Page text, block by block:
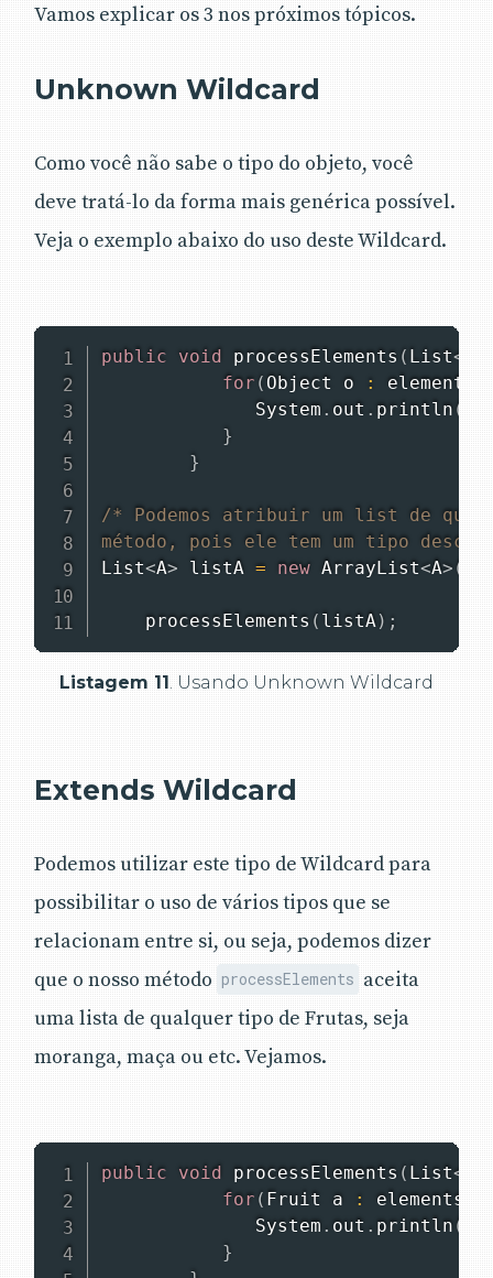
Vamos explicar os 3 nos próximos tópicos.
Unknown Wildcard
Como você não sabe o tipo do objeto, você
deve tratá-lo da forma mais genérica possível.
Veja o exemplo abaixo do uso deste Wildcard.
public void processElements ( List<
for ( Object o : elements
System . out . println (
}
}
/* Podemos atribuir um list de
método, pois ele tem um tipo
List<A> listA = new ArrayList<A> (
processElements ( listA ) ;
Listagem 11 . Usando Unknown Wildcard
Extends Wildcard
Podemos utilizar este tipo de Wildcard para
possibilitar o uso de vários tipos que se
relacionam entre si, ou seja, podemos dizer
que o nosso método processElements aceita
uma lista de qualquer tipo de Frutas, seja
moranga, maça ou etc. Vejamos.
public void processElements ( List<
for ( Fruit a : elements
System . out . println (
}